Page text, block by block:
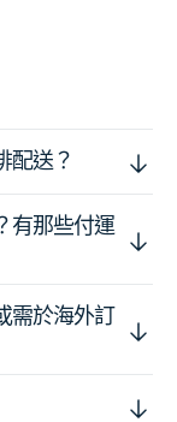
配送？
有那些付運
需於海外訂